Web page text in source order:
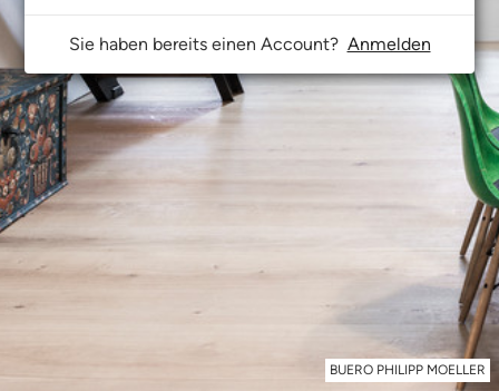
BUERO PHILIPP MOELLER
Sie haben bereits einen Account? Anmelden